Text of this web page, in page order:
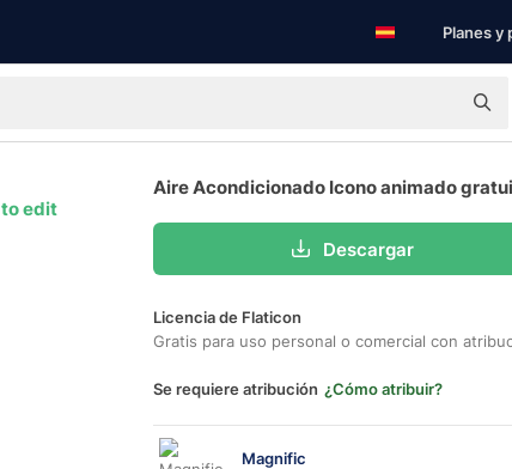
Planes y
to edit
Aire Acondicionado Icono animado
Descargar
Licencia de Flaticon
Gratis para uso personal o comercial con
Se requiere atribución ¿Cómo atribuir?
Magnific